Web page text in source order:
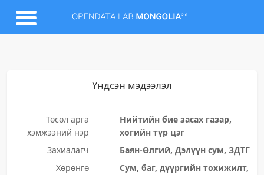
Үндсэн мэдээлэл
Төсөл арга
хэмжээний нэр
Нийтийн бие засах газар,
хогийн түр цэг
Захиалагч
Баян-Өлгий, Дэлүүн сум, ЗДТГ
Хөрөнгө
Сум, баг, дүүргийн тохижилт,